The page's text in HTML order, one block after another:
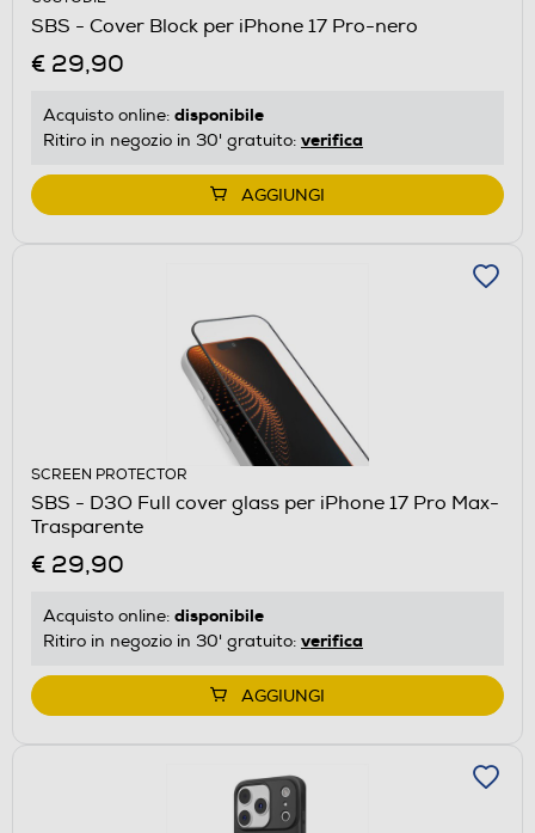
SBS - Cover Block per iPhone 17 Pro-nero
€ 29,90
Acquisto online: disponibile
Ritiro in negozio in 30' gratuito: verifica
AGGIUNGI
SCREEN PROTECTOR
SBS - D3O Full cover glass per iPhone 17 Pro Max-
Trasparente
€ 29,90
Acquisto online: disponibile
Ritiro in negozio in 30' gratuito: verifica
AGGIUNGI